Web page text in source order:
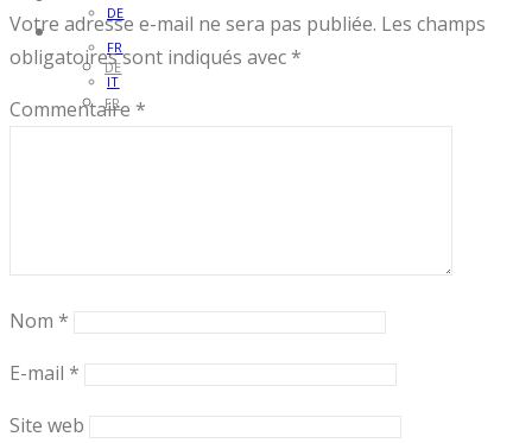
DE
FR
IT
LANGUES
DE
FR
Votre adresse e-mail ne sera pas publiée. Les champs
obligatoires sont indiqués avec*
Commentaire *
Nom *
E-mail *
Site web